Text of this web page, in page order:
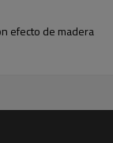
efecto de madera